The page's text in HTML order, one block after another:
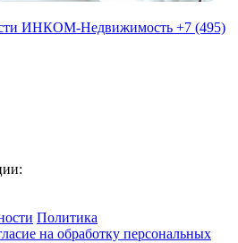
+7 (495)
Политика
на обработку персональных